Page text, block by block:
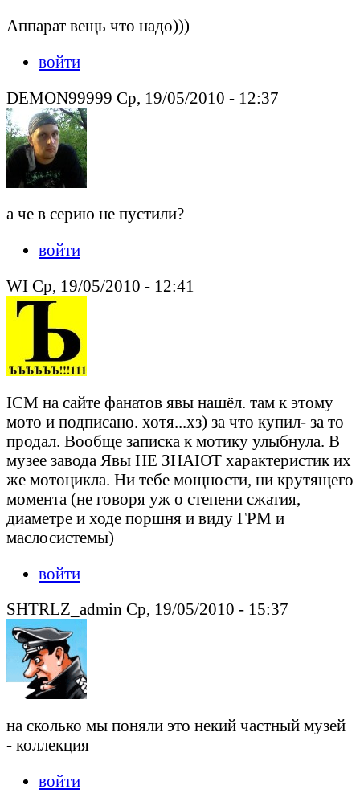
Аппарат вещь что надо)))
войти
DEMON99999 Ср, 19/05/2010 - 12:37
а че в серию не пустили?
войти
WI Ср, 19/05/2010 - 12:41
ICM на сайте фанатов явы нашёл. там к этому
мото и подписано. хотя...хз) за что купил- за то
продал. Вообще записка к мотику улыбнула. В
музее завода Явы НЕ ЗНАЮТ характеристик их
же мотоцикла. Ни тебе мощности, ни крутящего
момента (не говоря уж о степени сжатия,
диаметре и ходе поршня и виду ГРМ и
маслосистемы)
войти
SHTRLZ_admin Ср, 19/05/2010 - 15:37
на сколько мы поняли это некий частный музей
- коллекция
войти